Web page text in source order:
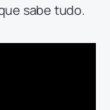
sabe tudo.